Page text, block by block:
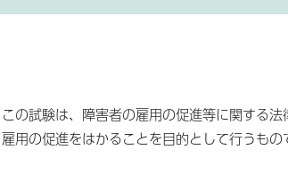
この試験は、障害者の雇用の促進等に関する
雇用の促進をはかることを目的として行うもの